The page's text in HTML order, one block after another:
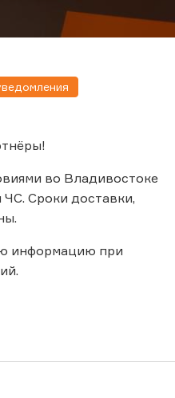
во Владивостоке
Сроки доставки,
информацию при